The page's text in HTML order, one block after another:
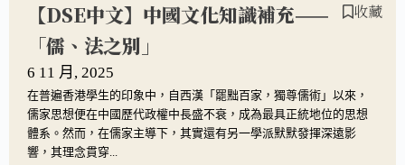
【DSE中文】中國文化知識補充——
「儒、法之別」
收藏
6 11 月, 2025
在普遍香港學生的印象中，自西漢「罷黜百家，獨尊儒術」以來，
儒家思想便在中國歷代政權中長盛不衰，成為最具正統地位的思想
體系。然而，在儒家主導下，其實還有另一學派默默發揮深遠影
響，其理念貫穿...